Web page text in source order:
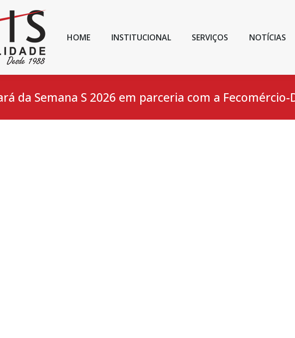
HOME INSTITUCIONAL SERVIÇOS NOTÍCIAS
da Semana S 2026 em parceria com a Fecomércio-